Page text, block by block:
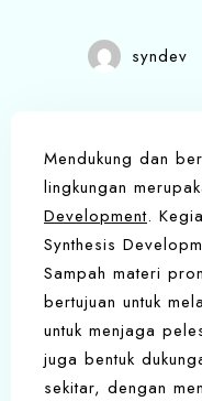
syndev
Mendukung dan
lingkungan
Development.
Synthesis
Sampah materi
bertujuan untuk
untuk menjaga
juga bentuk
sekitar, dengan